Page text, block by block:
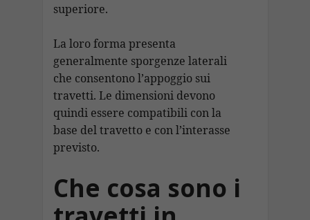
superiore.
La loro forma presenta
generalmente sporgenze laterali
che consentono l’appoggio sui
travetti. Le dimensioni devono
quindi essere compatibili con la
base del travetto e con l’interasse
previsto.
Che cosa sono i